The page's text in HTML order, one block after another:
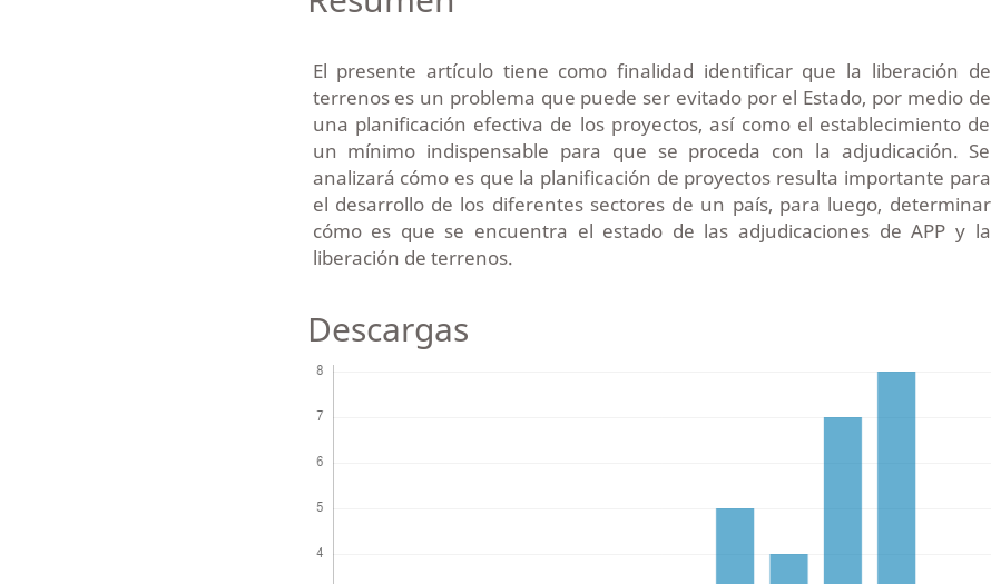
El presente artículo tiene como finalidad identificar que la liberación de
terrenos es un problema que puede ser evitado por el Estado, por medio de
una planificación efectiva de los proyectos, así como el establecimiento de
un mínimo indispensable para que se proceda con la adjudicación. Se
analizará cómo es que la planificación de proyectos resulta importante para
el desarrollo de los diferentes sectores de un país, para luego, determinar
cómo es que se encuentra el estado de las adjudicaciones de APP y la
liberación de terrenos.
Descargas